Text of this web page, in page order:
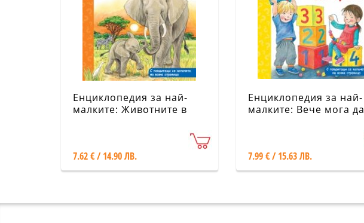
Енциклопедия за най-
малките: Животните в
7.62 € / 14.90 ЛВ.
Енциклопедия за най-
малките: Вече мога да
7.99 € / 15.63 ЛВ.